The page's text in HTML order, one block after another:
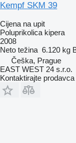
Kempf SKM 39
Cijena na upit
Poluprikolica kipera
2008
Neto težina 6.120 kg
Češka, Prague
EAST WEST 24 s.r.o.
Kontaktirajte prodavca